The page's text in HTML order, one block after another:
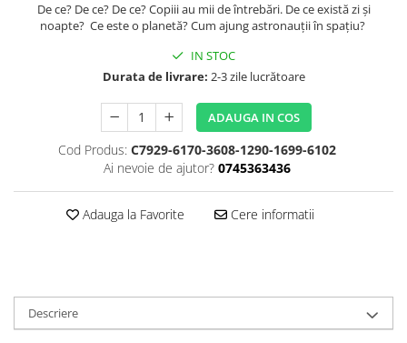
5-7 ani
Editura Aramis
Editura Arthur
Editura Bookzone
Editura Casa
De ce? De ce? De ce? Copiii au mii de întrebări. De ce există zi și
noapte? Ce este o planetă? Cum ajung astronauții în spațiu?
IN STOC
Durata de livrare: 2-3 zile lucrătoare
ADAUGA IN COS
Cod Produs: C7929-6170-3608-1290-1699-6102
Ai nevoie de ajutor? 0745363436
Adauga la Favorite Cere informatii
Descriere